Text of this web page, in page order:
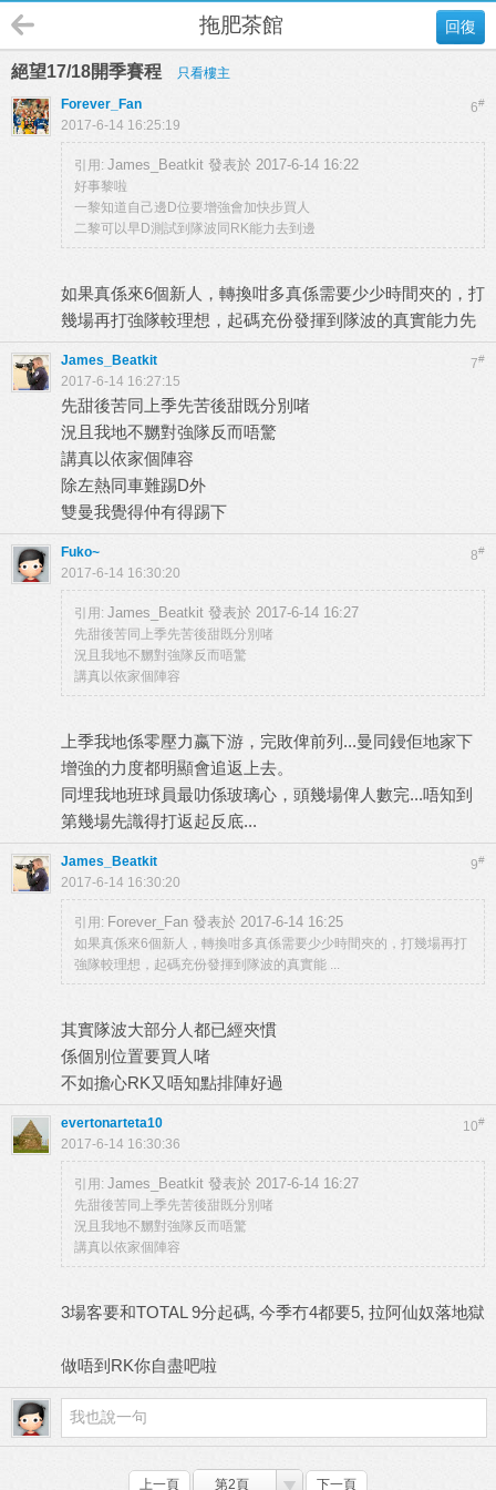
回復
拖肥茶館
絕望17/18開季賽程 只看樓主
6#
Forever_Fan
2017-6-14 16:25:19
引用: James_Beatkit 發表於 2017-6-14 16:22
好事黎啦
一黎知道自己邊D位要增強會加快步買人
二黎可以早D測試到隊波同RK能力去到邊
如果真係來6個新人，轉換咁多真係需要少少時間夾的，打
幾場再打強隊較理想，起碼充份發揮到隊波的真實能力先
7#
James_Beatkit
2017-6-14 16:27:15
先甜後苦同上季先苦後甜既分別啫
況且我地不嬲對強隊反而唔驚
講真以依家個陣容
除左熱同車難踢D外
雙曼我覺得仲有得踢下
8#
Fuko~
2017-6-14 16:30:20
引用: James_Beatkit 發表於 2017-6-14 16:27
先甜後苦同上季先苦後甜既分別啫
況且我地不嬲對強隊反而唔驚
講真以依家個陣容
上季我地係零壓力嬴下游，完敗俾前列...曼同鏝佢地家下
增強的力度都明顯會追返上去。
同埋我地班球員最叻係玻璃心，頭幾場俾人數完...唔知到
第幾場先識得打返起反底...
9#
James_Beatkit
2017-6-14 16:30:20
引用: Forever_Fan 發表於 2017-6-14 16:25
如果真係來6個新人，轉換咁多真係需要少少時間夾的，打幾場再打
強隊較理想，起碼充份發揮到隊波的真實能 ...
其實隊波大部分人都已經夾慣
係個別位置要買人啫
不如擔心RK又唔知點排陣好過
10#
evertonarteta10
2017-6-14 16:30:36
引用: James_Beatkit 發表於 2017-6-14 16:27
先甜後苦同上季先苦後甜既分別啫
況且我地不嬲對強隊反而唔驚
講真以依家個陣容
3場客要和TOTAL 9分起碼, 今季冇4都要5, 拉阿仙奴落地獄
做唔到RK你自盡吧啦
上一頁 第2頁 下一頁